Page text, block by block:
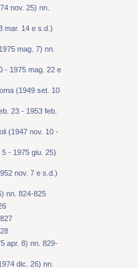
nov. 25) nn.
mar. 14 e s.d.)
mag. 7) nn.
- 1975 mag. 22 e
(1949 set. 10
23 - 1953 feb.
(1947 nov. 10 -
5 - 1975 giu. 25)
nov. 7 e s.d.)
nn. 824-825
apr. 8) nn. 829-
dic. 26) nn.